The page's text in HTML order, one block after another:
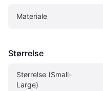
Materiale
Størrelse
Størrelse (Small-
Large)